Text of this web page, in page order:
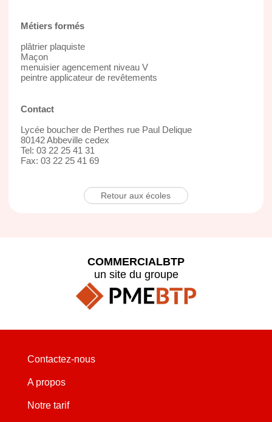
Métiers formés
plâtrier plaquiste
Maçon
menuisier agencement niveau V
peintre applicateur de revêtements
Contact
Lycée boucher de Perthes rue Paul Delique
80142 Abbeville cedex
Tel: 03 22 25 41 31
Fax: 03 22 25 41 69
Retour aux écoles
COMMERCIALBTP
un site du groupe
Contactez-nous
A propos
Notre tarif